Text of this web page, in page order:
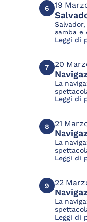
6 19
samba e
Leggi di
7 20
La
Leggi di
8 21
La
Leggi di
9 22
La
Leggi di